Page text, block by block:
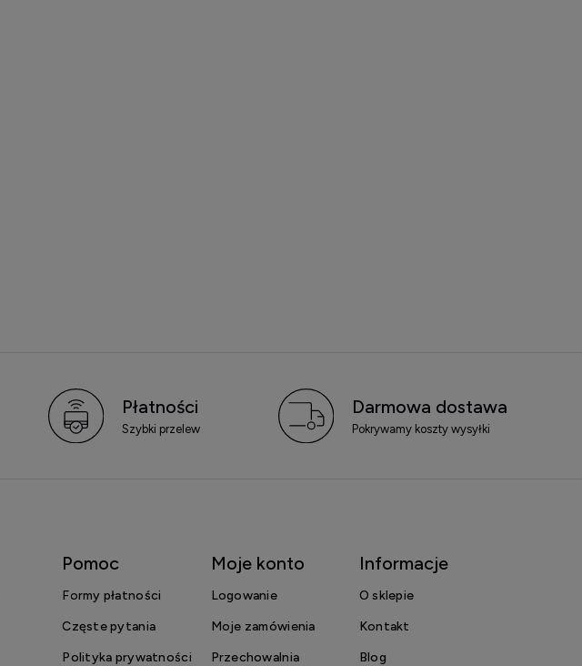
Płatności
Szybki przelew
Darmowa dostawa
Pokrywamy koszty wysyłki
Pomoc
Formy płatności
Częste pytania
Polityka prywatności
Moje konto
Logowanie
Moje zamówienia
Przechowalnia
Informacje
O sklepie
Kontakt
Blog